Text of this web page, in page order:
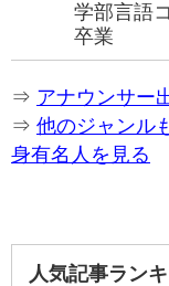
学部言語
卒業
⇒ アナウンサー
⇒ 他のジャンル
身有名人を見る
人気記事ラン